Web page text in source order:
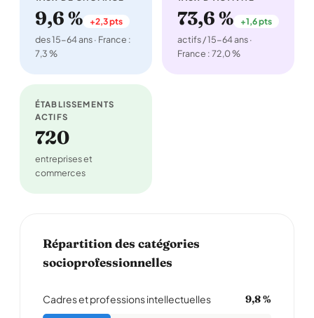
9,6 % +2,3 pts
des 15-64 ans · France :
7,3 %
73,6 % +1,6 pts
actifs / 15-64 ans ·
France : 72,0 %
ÉTABLISSEMENTS
ACTIFS
720
entreprises et
commerces
Répartition des catégories
socioprofessionnelles
Cadres et professions intellectuelles 9,8 %